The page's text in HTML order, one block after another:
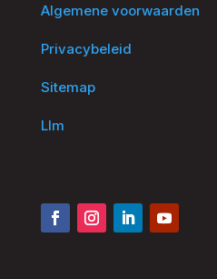
Algemene voorwaarden
Privacybeleid
Sitemap
Llm